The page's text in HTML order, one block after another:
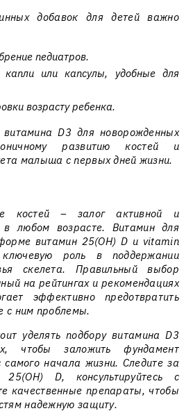
добавок для детей важно
педиатров.
или капсулы, удобные для
возрасту ребенка.
D3 для новорожденных
развитию костей и
малыша с первых дней жизни.
костей – залог активной и
в любом возрасте. Витамин для
витамин 25(ОН) D и vitamin
роль в поддержании
скелета. Правильный выбор
на рейтингах и рекомендациях
эффективно предотвратить
с ним проблемы.
уделять подбору витамина D3
чтобы заложить фундамент
самого начала жизни. Следите за
25(ОН) D, консультируйтесь с
качественные препараты, чтобы
надежную защиту.